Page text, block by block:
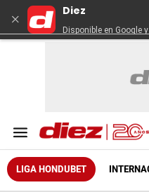
×
Diez
Disponible en Google
LIGA HONDUBET